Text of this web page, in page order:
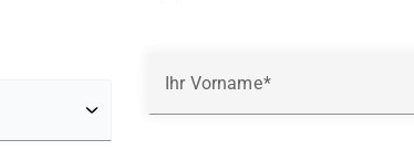
Ihr Vorname